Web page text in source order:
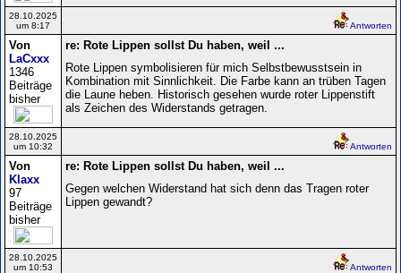
28.10.2025
um 8:17
Antworten
Von
LaCxxx
1346
Beiträge
bisher
re: Rote Lippen sollst Du haben, weil ...
Rote Lippen symbolisieren für mich Selbstbewusstsein in
Kombination mit Sinnlichkeit. Die Farbe kann an trüben Tagen
die Laune heben. Historisch gesehen wurde roter Lippenstift
als Zeichen des Widerstands getragen.
28.10.2025
um 10:32
Antworten
Von
Klaxx
97
Beiträge
bisher
re: Rote Lippen sollst Du haben, weil ...
Gegen welchen Widerstand hat sich denn das Tragen roter
Lippen gewandt?
28.10.2025
um 10:53
Antworten